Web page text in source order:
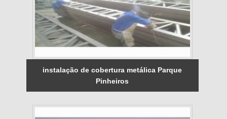
instalação de cobertura metálica Parque
Pinheiros